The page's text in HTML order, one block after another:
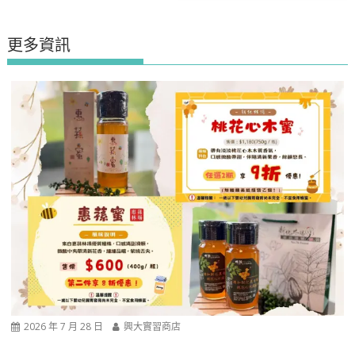
更多資訊
2026 年 7 月 28 日 興大實習商店